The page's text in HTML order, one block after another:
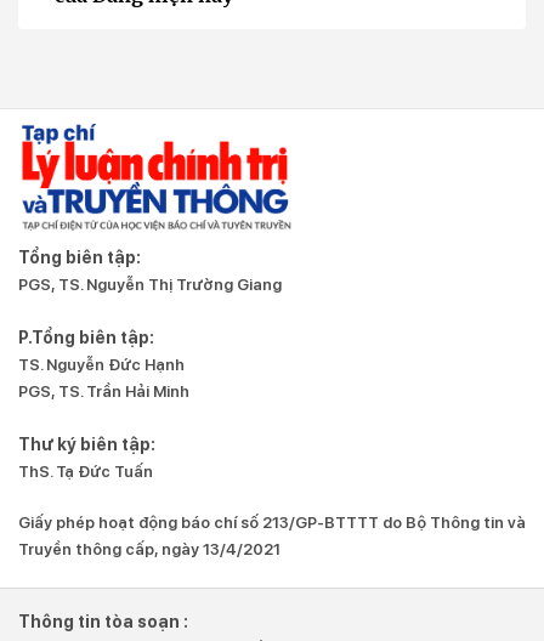
Tổng biên tập:
PGS, TS. Nguyễn Thị Trường Giang
P.Tổng biên tập:
TS. Nguyễn Đức Hạnh
PGS, TS. Trần Hải Minh
Thư ký biên tập:
ThS. Tạ Đức Tuấn
Giấy phép hoạt động báo chí số 213/GP-BTTTT do Bộ Thông tin và
Truyền thông cấp, ngày 13/4/2021
Thông tin tòa soạn :